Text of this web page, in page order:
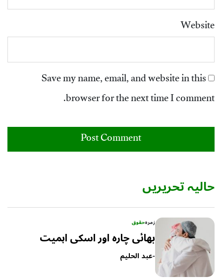
Website
Save my name, email, and website in this
browser for the next time I comment.
حالیہ تحریریں
زمرہحقوق
بھائی چارہ اور اسکی اہمیت
-عبد الحلیم